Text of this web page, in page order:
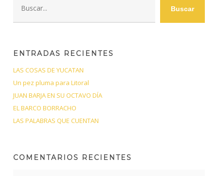
Buscar
ENTRADAS RECIENTES
LAS COSAS DE YUCATAN
Un pez pluma para Litoral
JUAN BARJA EN SU OCTAVO DÍA
EL BARCO BORRACHO
LAS PALABRAS QUE CUENTAN
COMENTARIOS RECIENTES